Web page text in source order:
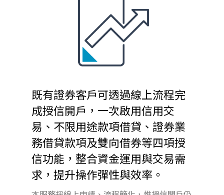
既有證券客戶可透過線上流程完
成授信開戶，一次啟用信用交
易、不限用途款項借貸、證券業
務借貸款項及雙向借券等四項授
信功能，整合資金運用與交易需
求，提升操作彈性與效率。